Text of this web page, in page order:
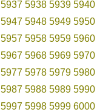
5937 5938 5939 5940
5947 5948 5949 5950
5957 5958 5959 5960
5967 5968 5969 5970
5977 5978 5979 5980
5987 5988 5989 5990
5997 5998 5999 6000